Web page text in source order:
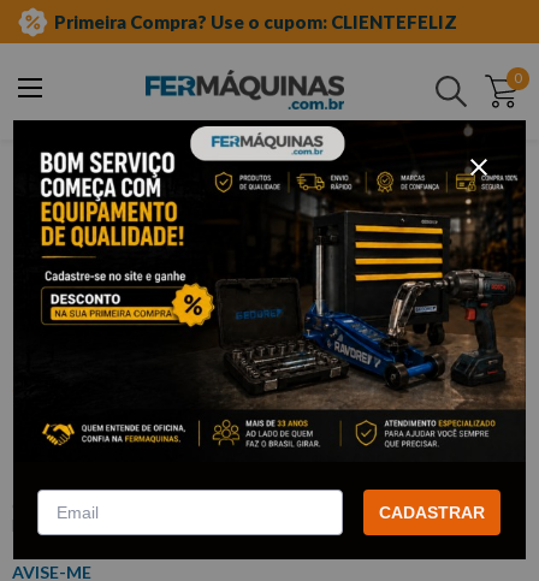
Primeira Compra? Use o cupom: CLIENTEFELIZ
0
Buscar
ferramentas automotivas especiais
chave soquete tipo t
Chave Tipo T 13 mm Sextavada - LEE
TOOLS
331645
LEE TOOLS
CADASTRAR